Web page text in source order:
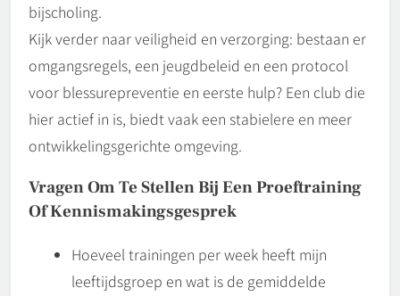
bijscholing.
Kijk verder naar veiligheid en verzorging: bestaan er
omgangsregels, een jeugdbeleid en een protocol
voor blessurepreventie en eerste hulp? Een club die
hier actief in is, biedt vaak een stabielere en meer
ontwikkelingsgerichte omgeving.
Vragen Om Te Stellen Bij Een Proeftraining
Of Kennismakingsgesprek
Hoeveel trainingen per week heeft mijn
leeftijdsgroep en wat is de gemiddelde